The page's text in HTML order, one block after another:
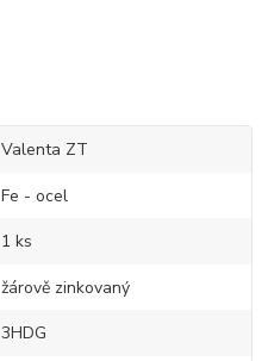
Valenta ZT
Fe - ocel
1 ks
žárově zinkovaný
3HDG